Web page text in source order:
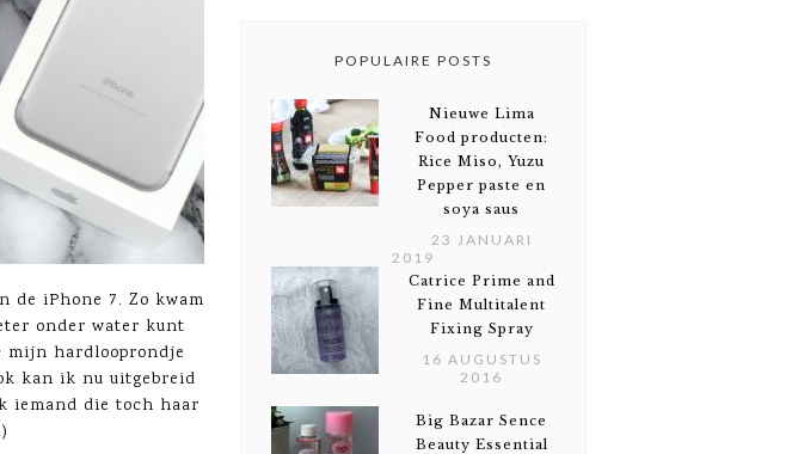
de iPhone 7. Zo kwam
onder water kunt
mijn hardlooprondje
kan ik nu uitgebreid
iemand die toch haar
POPULAIRE POSTS
Nieuwe Lima
Food producten:
Rice Miso, Yuzu
Pepper paste en
soya saus
23 JANUARI
2019
Catrice Prime and
Fine Multitalent
Fixing Spray
16 AUGUSTUS
2016
Big Bazar Sence
Beauty Essential